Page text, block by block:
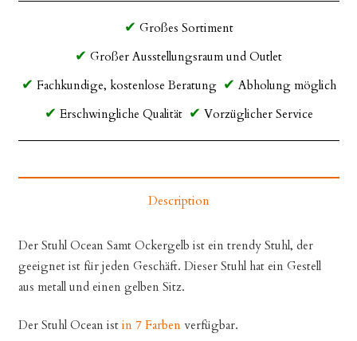
Großes Sortiment
Großer Ausstellungsraum und Outlet
Fachkundige, kostenlose Beratung
Abholung möglich
Erschwingliche Qualität
Vorzüglicher Service
Description
Der Stuhl Ocean Samt Ockergelb ist ein trendy Stuhl, der
geeignet ist für jeden Geschäft. Dieser Stuhl hat ein Gestell
aus metall und einen gelben Sitz.
Der Stuhl Ocean ist in 7 Farben verfügbar.